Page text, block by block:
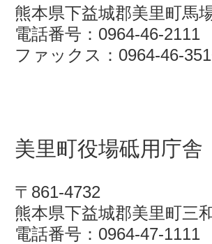
熊本県下益城郡美里町馬
電話番号：0964-46-2111
ファックス：0964-46-
美里町役場砥用庁舎
〒861-4732
熊本県下益城郡美里町三
電話番号：0964-47-1111